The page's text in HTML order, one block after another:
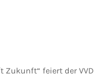
feiert der VVD